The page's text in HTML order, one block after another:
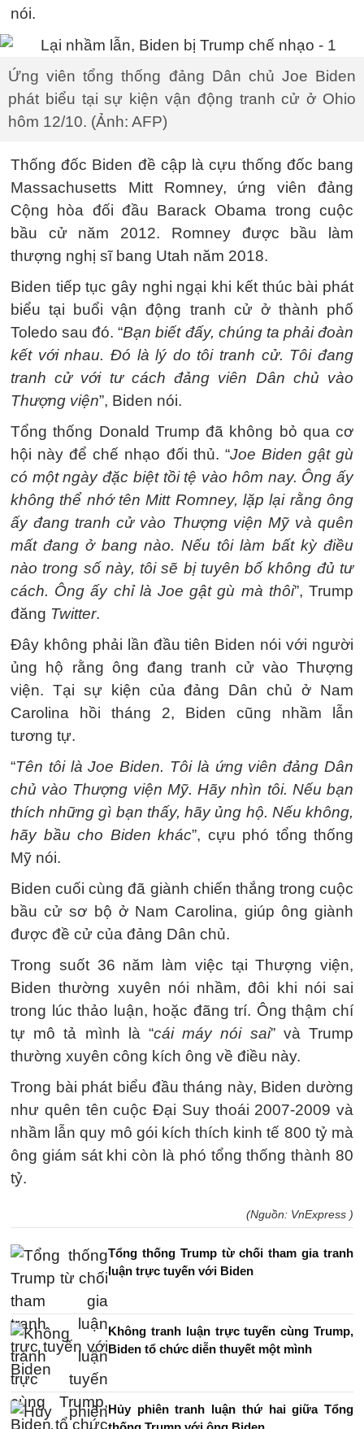
nói.
Ứng viên tổng thống đảng Dân chủ Joe Biden
phát biểu tại sự kiện vận động tranh cử ở Ohio
hôm 12/10. (Ảnh: AFP)
Thống đốc Biden đề cập là cựu thống đốc bang
Massachusetts Mitt Romney, ứng viên đảng
Cộng hòa đối đầu Barack Obama trong cuộc
bầu cử năm 2012. Romney được bầu làm
thượng nghị sĩ bang Utah năm 2018.
Biden tiếp tục gây nghi ngại khi kết thúc bài phát
biểu tại buổi vận động tranh cử ở thành phố
Toledo sau đó. “Bạn biết đấy, chúng ta phải đoàn
kết với nhau. Đó là lý do tôi tranh cử. Tôi đang
tranh cử với tư cách đảng viên Dân chủ vào
Thượng viện”, Biden nói.
Tổng thống Donald Trump đã không bỏ qua cơ
hội này để chế nhạo đối thủ. “Joe Biden gật gù
có một ngày đặc biệt tồi tệ vào hôm nay. Ông ấy
không thể nhớ tên Mitt Romney, lặp lại rằng ông
ấy đang tranh cử vào Thượng viện Mỹ và quên
mất đang ở bang nào. Nếu tôi làm bất kỳ điều
nào trong số này, tôi sẽ bị tuyên bố không đủ tư
cách. Ông ấy chỉ là Joe gật gù mà thôi”, Trump
đăng Twitter.
Đây không phải lần đầu tiên Biden nói với người
ủng hộ rằng ông đang tranh cử vào Thượng
viện. Tại sự kiện của đảng Dân chủ ở Nam
Carolina hồi tháng 2, Biden cũng nhầm lẫn
tương tự.
“Tên tôi là Joe Biden. Tôi là ứng viên đảng Dân
chủ vào Thượng viện Mỹ. Hãy nhìn tôi. Nếu bạn
thích những gì bạn thấy, hãy ủng hộ. Nếu không,
hãy bầu cho Biden khác”, cựu phó tổng thống
Mỹ nói.
Biden cuối cùng đã giành chiến thắng trong cuộc
bầu cử sơ bộ ở Nam Carolina, giúp ông giành
được đề cử của đảng Dân chủ.
Trong suốt 36 năm làm việc tại Thượng viện,
Biden thường xuyên nói nhầm, đôi khi nói sai
trong lúc thảo luận, hoặc đãng trí. Ông thậm chí
tự mô tả mình là “cái máy nói sai” và Trump
thường xuyên công kích ông về điều này.
Trong bài phát biểu đầu tháng này, Biden dường
như quên tên cuộc Đại Suy thoái 2007-2009 và
nhầm lẫn quy mô gói kích thích kinh tế 800 tỷ mà
ông giám sát khi còn là phó tổng thống thành 80
tỷ.
(Nguồn: VnExpress )
Tổng thống Trump từ chối tham gia tranh
luận trực tuyến với Biden
Không tranh luận trực tuyến cùng Trump,
Biden tổ chức diễn thuyết một mình
Hủy phiên tranh luận thứ hai giữa Tổng